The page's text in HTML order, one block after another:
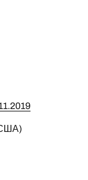
США)